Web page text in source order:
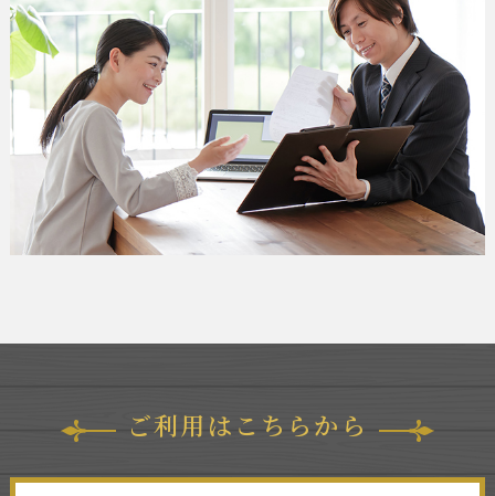
ご利用はこちらから